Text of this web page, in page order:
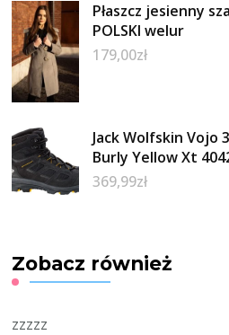
Płaszcz jesienny
POLSKI welur
179,00zł
Jack Wolfskin Vojo
Burly Yellow Xt
369,99zł
Zobacz również
zzzzz